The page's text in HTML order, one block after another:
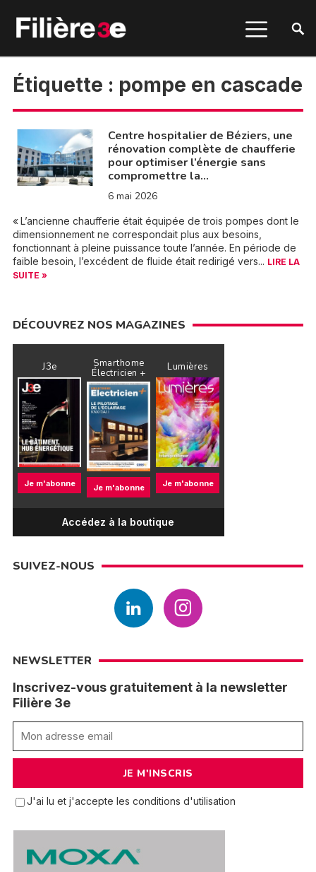
Étiquette : pompe en cascade
Centre hospitalier de Béziers, une
rénovation complète de chaufferie
pour optimiser l’énergie sans
compromettre la…
6 mai 2026
« L’ancienne chaufferie était équipée de trois pompes dont le
dimensionnement ne correspondait plus aux besoins,
fonctionnant à pleine puissance toute l’année. En période de
faible besoin, l’excédent de fluide était redirigé vers... LIRE LA
SUITE »
DÉCOUVREZ NOS MAGAZINES
J3e
Je m'abonne
Smarthome
Électricien +
Je m'abonne
Lumières
Je m'abonne
Accédez à la boutique
SUIVEZ-NOUS
NEWSLETTER
Inscrivez-vous gratuitement à la newsletter
Filière 3e
J'ai lu et j'accepte les conditions d'utilisation